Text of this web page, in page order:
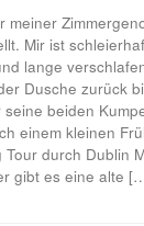
meiner
Mir ist
lange
Dusche zurück
beiden
einem kleinen
Tour durch Dublin
gibt es eine alte